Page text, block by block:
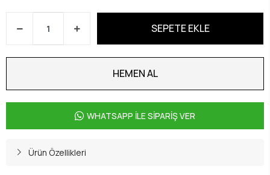
SEPETE EKLE
HEMEN AL
WHATSAPP İLE SİPARİŞ VER
Ürün Özellikleri